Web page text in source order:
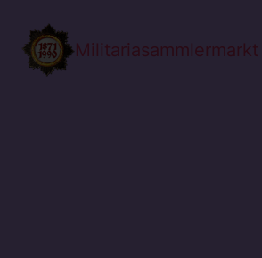
Militariasammlermarkt